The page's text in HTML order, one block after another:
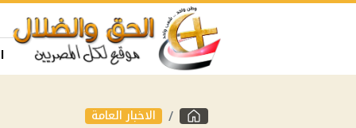
الاخبار العامة